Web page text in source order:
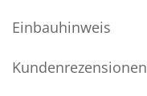
Einbauhinweis
Kundenrezensionen